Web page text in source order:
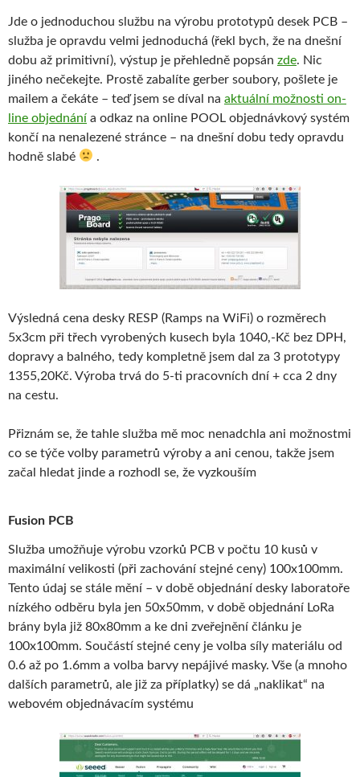
Jde o jednoduchou službu na výrobu prototypů desek PCB –
služba je opravdu velmi jednoduchá (řekl bych, že na dnešní
dobu až primitivní), výstup je přehledně popsán zde. Nic
jiného nečekejte. Prostě zabalíte gerber soubory, pošlete je
mailem a čekáte – teď jsem se díval na aktuální možnosti on-
line objednání a odkaz na online POOL objednávkový systém
končí na nenalezené stránce – na dnešní dobu tedy opravdu
hodně slabé
.
Výsledná cena desky RESP (Ramps na WiFi) o rozměrech
5x3cm při třech vyrobených kusech byla 1040,-Kč bez DPH,
dopravy a balného, tedy kompletně jsem dal za 3 prototypy
1355,20Kč. Výroba trvá do 5-ti pracovních dní + cca 2 dny
na cestu.
Přiznám se, že tahle služba mě moc nenadchla ani možnostmi
co se týče volby parametrů výroby a ani cenou, takže jsem
začal hledat jinde a rozhodl se, že vyzkouším
Fusion PCB
Služba umožňuje výrobu vzorků PCB v počtu 10 kusů v
maximální velikosti (při zachování stejné ceny) 100x100mm.
Tento údaj se stále mění – v době objednání desky laboratoře
nízkého odběru byla jen 50x50mm, v době objednání LoRa
brány byla již 80x80mm a ke dni zveřejnění článku je
100x100mm. Součástí stejné ceny je volba síly materiálu od
0.6 až po 1.6mm a volba barvy nepájivé masky. Vše (a mnoho
dalších parametrů, ale již za příplatky) se dá „naklikat“ na
webovém objednávacím systému